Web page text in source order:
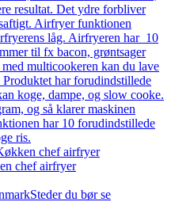
resultat. Det ydre forbliver
Airfryer funktionen
låg. Airfryeren har 10
til fx bacon, grøntsager
multicookeren kan du lave
har forudindstillede
koge, dampe, og slow cooke.
og så klarer maskinen
har 10 forudindstillede
ris.
chef airfryer
chef airfryer
Steder du bør se